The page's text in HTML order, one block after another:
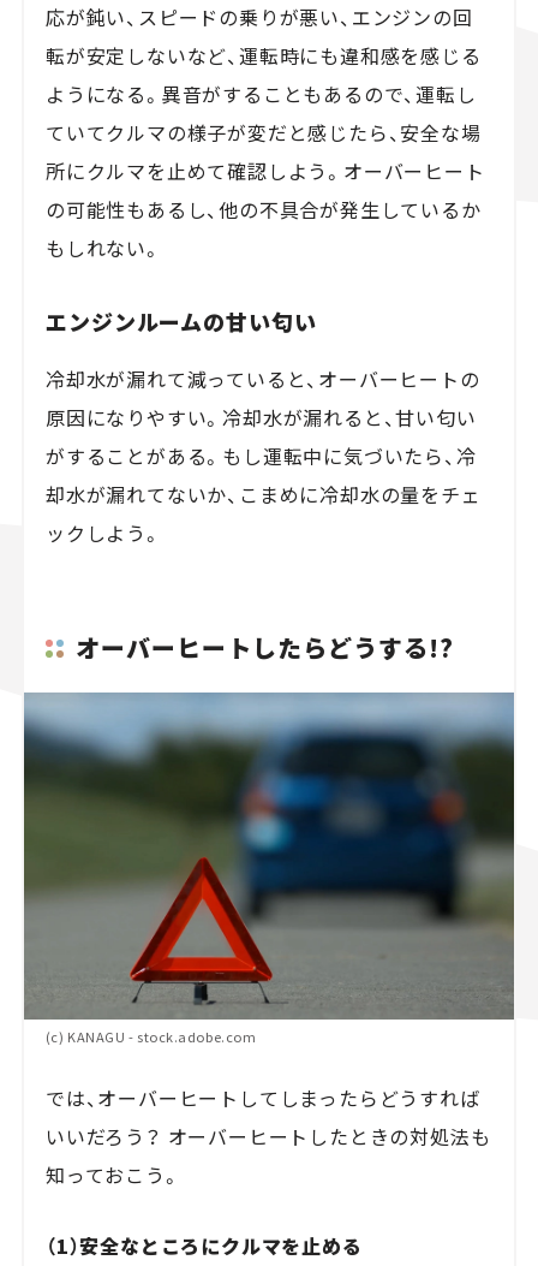
応が鈍い、スピードの乗りが悪い、エンジンの回
転が安定しないなど、運転時にも違和感を感じる
ようになる。異音がすることもあるので、運転し
ていてクルマの様子が変だと感じたら、安全な場
所にクルマを止めて確認しよう。オーバーヒート
の可能性もあるし、他の不具合が発生しているか
もしれない。
エンジンルームの甘い匂い
冷却水が漏れて減っていると、オーバーヒートの
原因になりやすい。冷却水が漏れると、甘い匂い
がすることがある。もし運転中に気づいたら、冷
却水が漏れてないか、こまめに冷却水の量をチェ
ックしよう。
オーバーヒートしたらどうする!?
(c) KANAGU - stock.adobe.com
では、オーバーヒートしてしまったらどうすれば
いいだろう？ オーバーヒートしたときの対処法も
知っておこう。
（1）安全なところにクルマを止める